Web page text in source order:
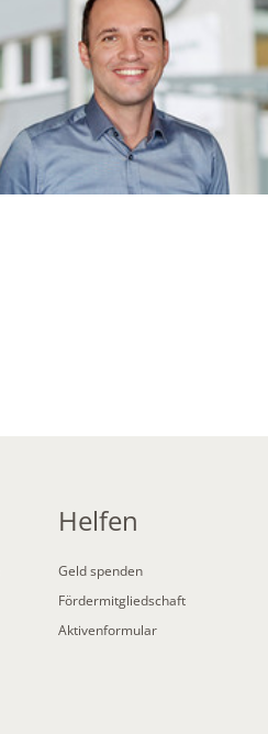
Helfen
Geld spenden
Fördermitgliedschaft
Aktivenformular